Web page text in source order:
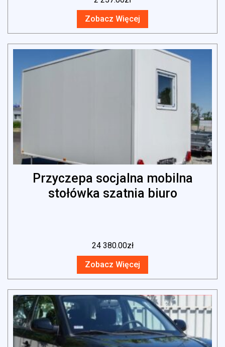
Zobacz Więcej
Przyczepa socjalna mobilna
stołówka szatnia biuro
24 380.00zł
Zobacz Więcej